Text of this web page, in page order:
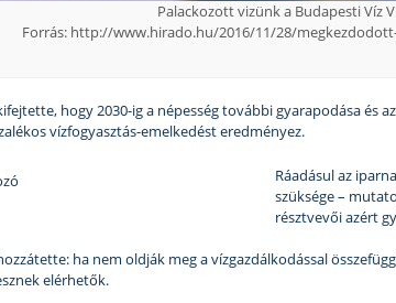
Palackozott vizünk a Budapesti Víz
Forrás: http://www.hirado.hu/2016/11/28/
hogy 2030-ig a népesség további gyarapodása és
vízfogyasztás-emelkedést eredményez.
Ráadásul az
szüksége –
résztvevői azért
ha nem oldják meg a vízgazdálkodással
elérhetők.